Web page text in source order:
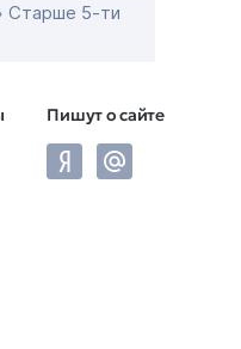
Старше 5-ти
Пишут о сайте